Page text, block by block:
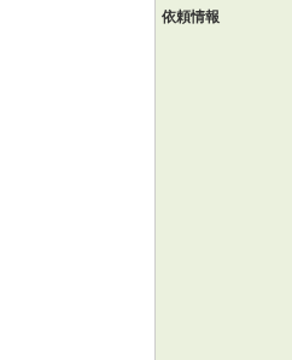
依頼情報